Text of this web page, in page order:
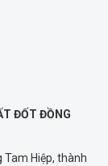
ĐỐT ĐỒNG
Hiệp, thành